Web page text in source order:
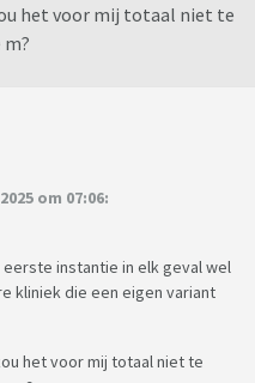
het voor mij totaal niet te
om 07:06:
instantie in elk geval wel
kliniek die een eigen variant
het voor mij totaal niet te